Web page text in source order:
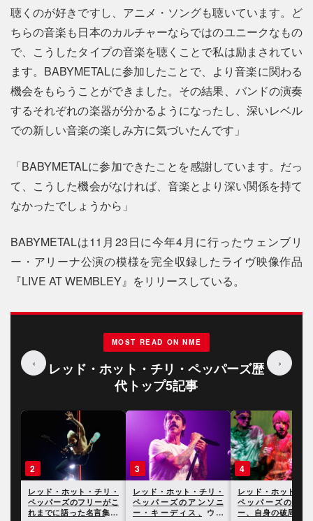
聴くのが好きですし、アニメ・ソングも聴いています。ど
ちらの音楽も日本のカルチャーならではのユニークなもの
で、こうしたタイプの音楽を聴くことで私は励まされてい
ます。BABYMETALに参加したことで、より音楽に関わる
機会をもらうことができました。その結果、バンドの演奏
するそれぞれの楽器が分かるようになったし、深いレベル
での新しい音楽の楽しみ方に気づいたんです」
「BABYMETALに参加できたことを感謝しています。だっ
て、こうした機会がなければ、音楽とより深い関係を持て
なかったでしょうから」
BABYMETALは11月23日に今年4月に行ったウェンブリ
ー・アリーナ公演の模様を完全収録したライヴ映像作品
『LIVE AT WEMBLEY』をリリースしている。
‹
MOST READ ON NME
レッド・ホット・チリ・ペッパーズ歴
代トップ5記事
›
3
レッド・ホット・チリ・
ペッパーズのアンソニ
ー・キーディス、ウィ
4
レッド・ホット・チリ・
ペッパーズのアンソニ
ー、自身の破局と性生活
5
レッチリのアンソ
キーディス、クリ
ーネルの死について